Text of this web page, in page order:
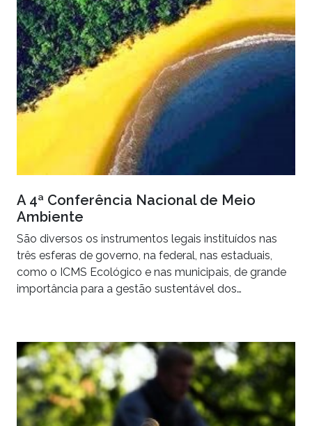
A 4ª Conferência Nacional de Meio
Ambiente
São diversos os instrumentos legais instituídos nas
três esferas de governo, na federal, nas estaduais,
como o ICMS Ecológico e nas municipais, de grande
importância para a gestão sustentável dos…